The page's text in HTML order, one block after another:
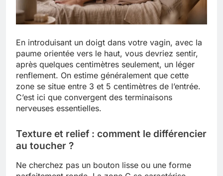
En introduisant un doigt dans votre vagin, avec la
paume orientée vers le haut, vous devriez sentir,
après quelques centimètres seulement, un léger
renflement. On estime généralement que cette
zone se situe entre 3 et 5 centimètres de l’entrée.
C’est ici que convergent des terminaisons
nerveuses essentielles.
Texture et relief : comment le différencier
au toucher ?
Ne cherchez pas un bouton lisse ou une forme